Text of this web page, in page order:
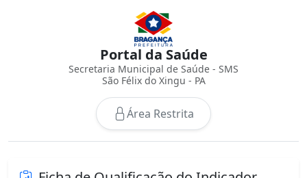
Portal da Saúde
Secretaria Municipal de Saúde - SMS
São Félix do Xingu - PA
Área Restrita